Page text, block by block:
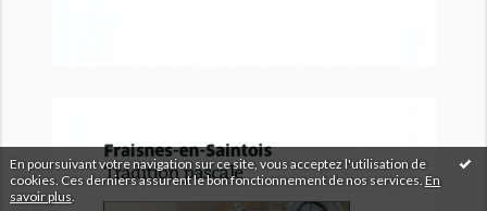
En poursuivant votre navigation sur ce site, vous acceptez l'utilisation de
cookies. Ces derniers assurent le bon fonctionnement de nos services. En
savoir plus